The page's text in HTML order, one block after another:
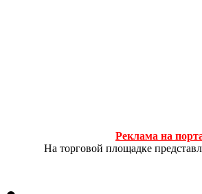
Реклама на
На торговой площадке